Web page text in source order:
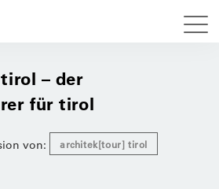
– der
für tirol
von: architek[tour] tirol